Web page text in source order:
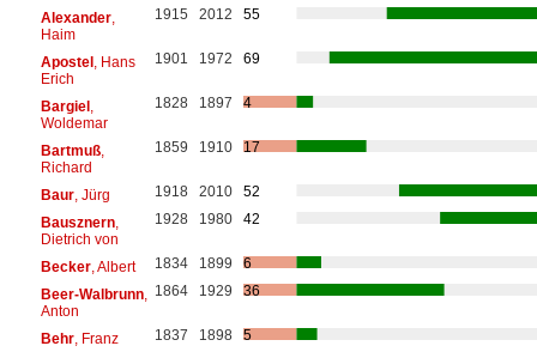
Alexander,
Haim
1915 2012 55
Apostel, Hans
Erich
1901 1972 69
Bargiel,
Woldemar
1828 1897 4
Bartmuß,
Richard
1859 1910 17
Baur, Jürg 1918 2010
52
Bausznern,
Dietrich von
1928 1980 42
Becker, Albert 1834 1899
6
Beer-Walbrunn,
Anton
1864 1929 36
Behr, Franz 1837 1898
5